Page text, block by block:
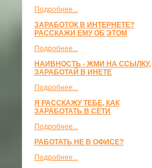
Подробнее...
ЗАРАБОТОК В ИНТЕРНЕТЕ?
РАССКАЖИ ЕМУ ОБ ЭТОМ
Подробнее...
НАИВНОСТЬ - ЖМИ НА ССЫЛКУ,
ЗАРАБОТАЙ В ИНЕТЕ
Подробнее...
Я РАССКАЖУ ТЕБЕ, КАК
ЗАРАБОТАТЬ В СЕТИ
Подробнее...
РАБОТАТЬ НЕ В ОФИСЕ?
Подробнее...